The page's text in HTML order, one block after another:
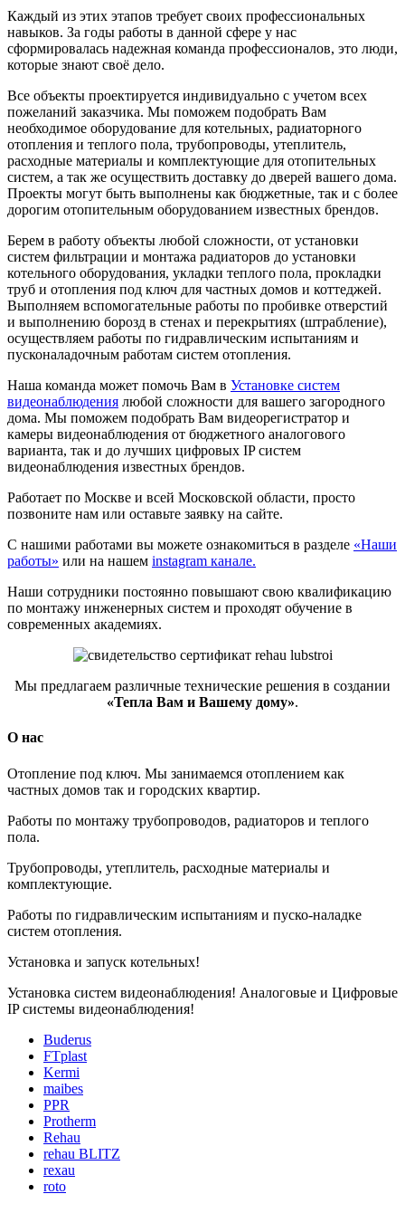
Каждый из этих этапов требует своих профессиональных
навыков. За годы работы в данной сфере у нас
сформировалась надежная команда профессионалов, это люди,
которые знают своё дело.
Все объекты проектируется индивидуально с учетом всех
пожеланий заказчика. Мы поможем подобрать Вам
необходимое оборудование для котельных, радиаторного
отопления и теплого пола, трубопроводы, утеплитель,
расходные материалы и комплектующие для отопительных
систем, а так же осуществить доставку до дверей вашего дома.
Проекты могут быть выполнены как бюджетные, так и с более
дорогим отопительным оборудованием известных брендов.
Берем в работу объекты любой сложности, от установки
систем фильтрации и монтажа радиаторов до установки
котельного оборудования, укладки теплого пола, прокладки
труб и отопления под ключ для частных домов и коттеджей.
Выполняем вспомогательные работы по пробивке отверстий
и выполнению борозд в стенах и перекрытиях (штрабление),
осуществляем работы по гидравлическим испытаниям и
пусконаладочным работам систем отопления.
Наша команда может помочь Вам в Установке систем
видеонаблюдения любой сложности для вашего загородного
дома. Мы поможем подобрать Вам видеорегистратор и
камеры видеонаблюдения от бюджетного аналогового
варианта, так и до лучших цифровых IP систем
видеонаблюдения известных брендов.
Работает по Москве и всей Московской области, просто
позвоните нам или оставьте заявку на сайте.
С нашими работами вы можете ознакомиться в разделе «Наши
работы» или на нашем instagram канале.
Наши сотрудники постоянно повышают свою квалификацию
по монтажу инженерных систем и проходят обучение в
современных академиях.
Мы предлагаем различные технические решения в создании
«Тепла Вам и Вашему дому».
О нас
Отопление под ключ. Мы занимаемся отоплением как
частных домов так и городских квартир.
Работы по монтажу трубопроводов, радиаторов и теплого
пола.
Трубопроводы, утеплитель, расходные материалы и
комплектующие.
Работы по гидравлическим испытаниям и пуско-наладке
систем отопления.
Установка и запуск котельных!
Установка систем видеонаблюдения! Аналоговые и Цифровые
IP системы видеонаблюдения!
Buderus
FTplast
Kermi
maibes
PPR
Protherm
Rehau
rehau BLITZ
rexau
roto